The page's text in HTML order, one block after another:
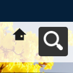
とよた市民活動
情報サイトへ戻
る